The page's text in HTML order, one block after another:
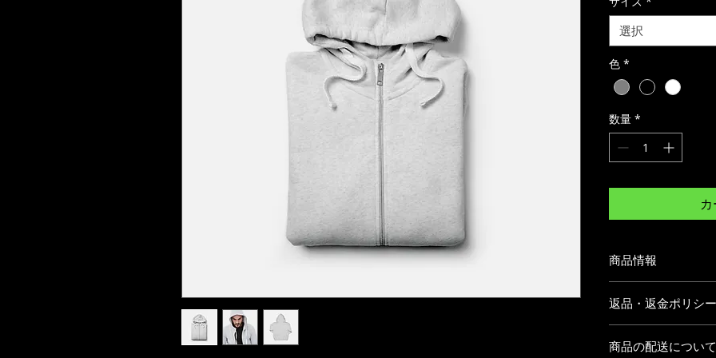
選択
色 *
数量 *
商品情報
明に加え、商品の特
しましょう。
返品・返金ポリシー
だけなかった場合の
商品の配送について